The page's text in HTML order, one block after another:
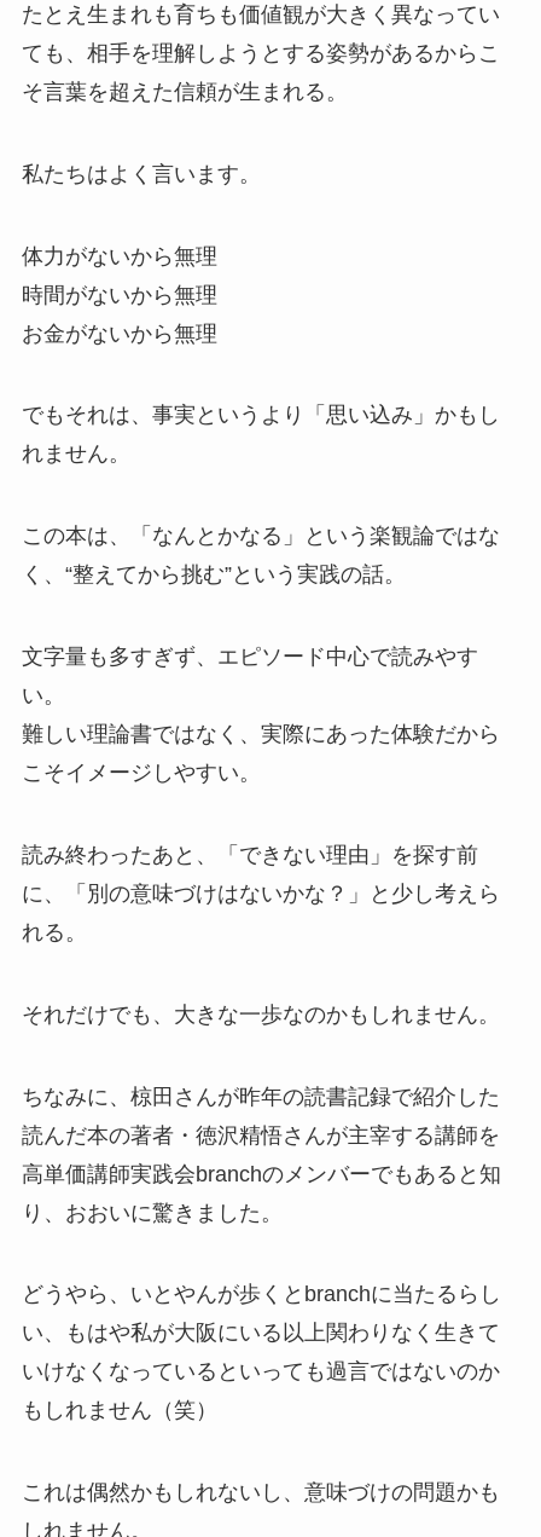
たとえ生まれも育ちも価値観が大きく異なってい
ても、相手を理解しようとする姿勢があるからこ
そ言葉を超えた信頼が生まれる。
私たちはよく言います。
体力がないから無理
時間がないから無理
お金がないから無理
でもそれは、事実というより「思い込み」かもし
れません。
この本は、「なんとかなる」という楽観論ではな
く、“整えてから挑む”という実践の話。
文字量も多すぎず、エピソード中心で読みやす
い。
難しい理論書ではなく、実際にあった体験だから
こそイメージしやすい。
読み終わったあと、「できない理由」を探す前
に、「別の意味づけはないかな？」と少し考えら
れる。
それだけでも、大きな一歩なのかもしれません。
ちなみに、椋田さんが昨年の読書記録で紹介した
読んだ本の著者・徳沢精悟さんが主宰する講師を
高単価講師実践会branchのメンバーでもあると知
り、おおいに驚きました。
どうやら、いとやんが歩くとbranchに当たるらし
い、もはや私が大阪にいる以上関わりなく生きて
いけなくなっているといっても過言ではないのか
もしれません（笑）
これは偶然かもしれないし、意味づけの問題かも
しれません。